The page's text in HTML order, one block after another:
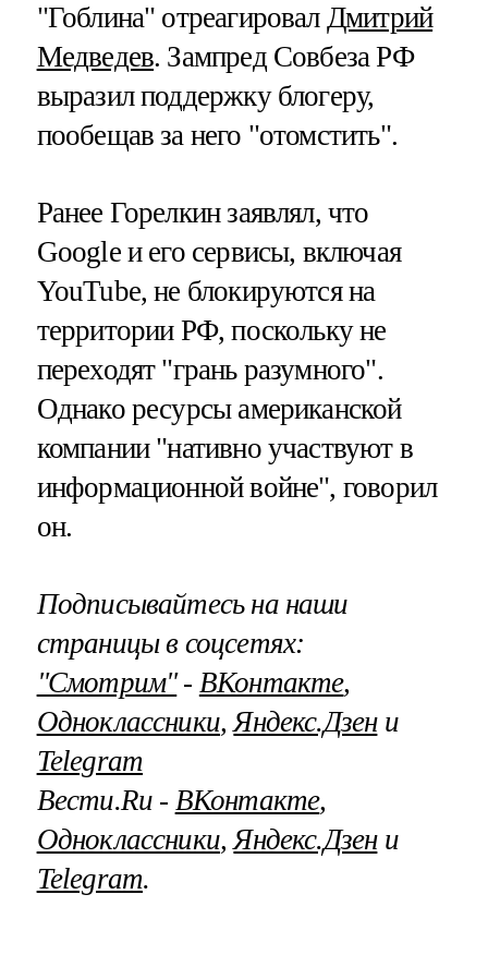
"Гоблина" отреагировал Дмитрий
Медведев. Зампред Совбеза РФ
выразил поддержку блогеру,
пообещав за него "отомстить".
Ранее Горелкин заявлял, что
Google и его сервисы, включая
YouTube, не блокируются на
территории РФ, поскольку не
переходят "грань разумного".
Однако ресурсы американской
компании "нативно участвуют в
информационной войне", говорил
он.
Подписывайтесь на наши
страницы в соцсетях:
"Смотрим"‐ ВКонтакте,
Одноклассники,Яндекс.Дзени
Telegram
Вести.Ru ‐ ВКонтакте,
Одноклассники,Яндекс.Дзени
Telegram.